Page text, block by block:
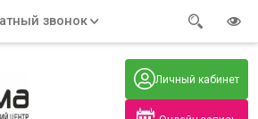
Личный кабинет
звонок
Часы работы: Телефон:
+7 (914) 579-77-99
Нажмите на номер, чтобы
позвонить